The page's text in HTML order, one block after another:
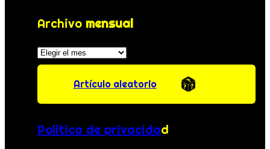
Archivo mensual
Archivos
Artículo aleatorio
Política de privacidad